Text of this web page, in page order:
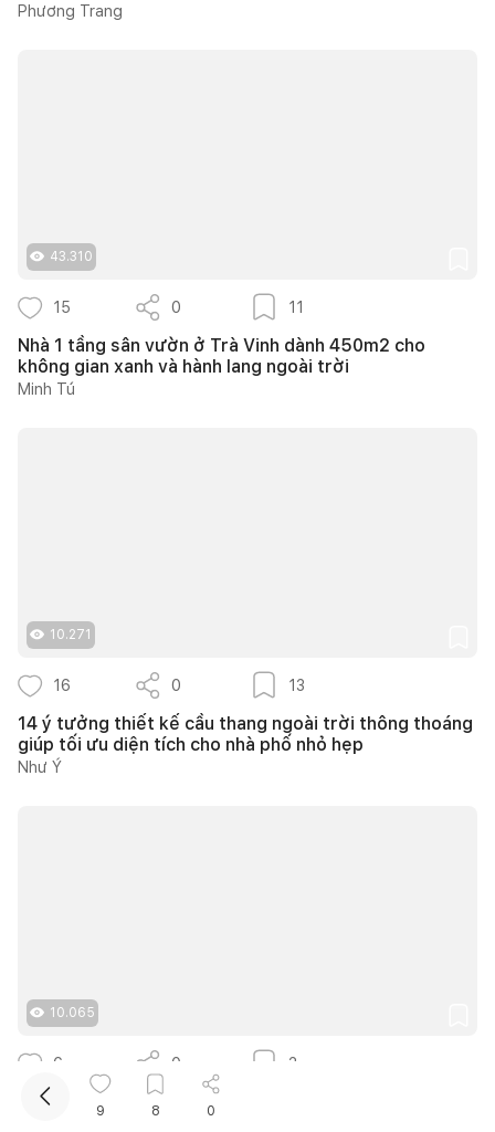
Phương Trang
43.310
15 0 11
Nhà 1 tầng sân vườn ở Trà Vinh dành 450m2 cho
không gian xanh và hành lang ngoài trời
Minh Tú
10.271
16 0 13
14 ý tưởng thiết kế cầu thang ngoài trời thông thoáng
giúp tối ưu diện tích cho nhà phố nhỏ hẹp
Như Ý
10.065
6 0 3
Căn hộ The Infiniti 175m2 thiết kế hiện đại kết hợp
nghệ thuật Modern Art đầy cảm xúc
9 8 0